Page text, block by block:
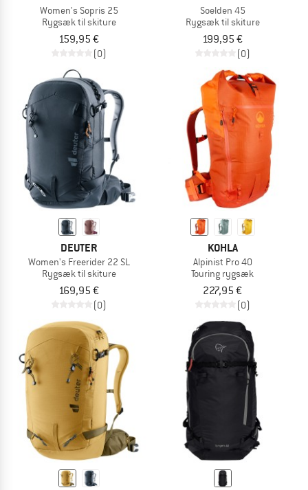
Women's Sopris 25
Rygsæk til skiture
159,95 €
(0)
Soelden 45
Rygsæk til skiture
199,95 €
(0)
DEUTER
Women's Freerider 22 SL
Rygsæk til skiture
169,95 €
(0)
KOHLA
Alpinist Pro 40
Touring rygsæk
227,95 €
(0)